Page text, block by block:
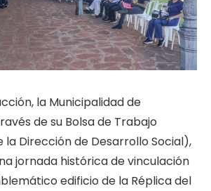
la Municipalidad de
de su Bolsa de Trabajo
Dirección de Desarrollo Social),
jornada histórica de vinculación
edificio de la Réplica del